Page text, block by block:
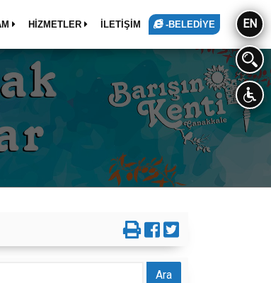
HİZMETLER İLETİŞİM -BELEDİYE EN
Ara